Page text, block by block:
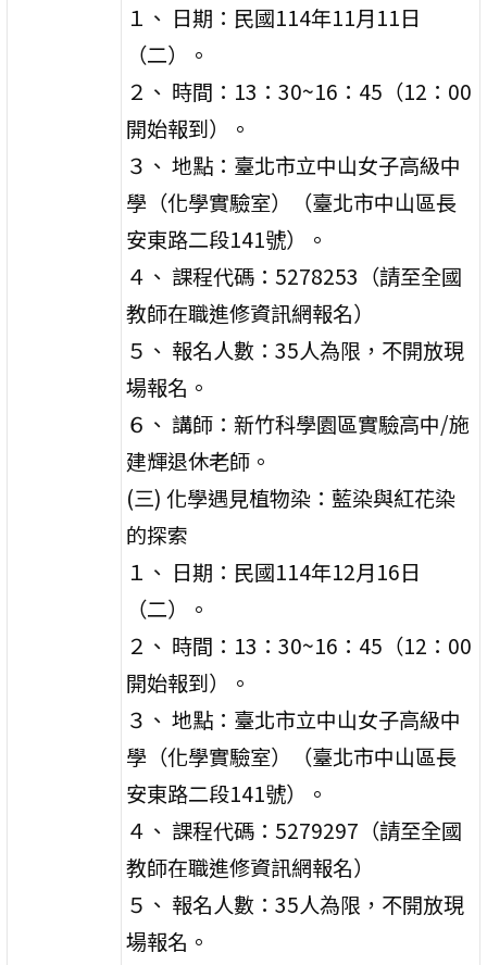
１、 日期：民國114年11月11日
（二）。
２、 時間：13：30~16：45（12：00
開始報到）。
３、 地點：臺北市立中山女子高級中
學（化學實驗室）（臺北市中山區長
安東路二段141號）。
４、 課程代碼：5278253（請至全國
教師在職進修資訊網報名）
５、 報名人數：35人為限，不開放現
場報名。
６、 講師：新竹科學園區實驗高中/施
建輝退休老師。
(三) 化學遇見植物染：藍染與紅花染
的探索
１、 日期：民國114年12月16日
（二）。
２、 時間：13：30~16：45（12：00
開始報到）。
３、 地點：臺北市立中山女子高級中
學（化學實驗室）（臺北市中山區長
安東路二段141號）。
４、 課程代碼：5279297（請至全國
教師在職進修資訊網報名）
５、 報名人數：35人為限，不開放現
場報名。